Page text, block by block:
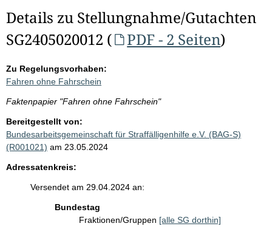
Details zu Stellungnahme/Gutachten
SG2405020012 (
PDF - 2 Seiten)
Zu Regelungsvorhaben:
Fahren ohne Fahrschein
Faktenpapier "Fahren ohne Fahrschein"
Bereitgestellt von:
Bundesarbeitsgemeinschaft für Straffälligenhilfe e.V. (BAG-S)
(R001021) am 23.05.2024
Adressatenkreis:
Versendet am 29.04.2024 an:
Bundestag
Fraktionen/Gruppen [alle SG dorthin]